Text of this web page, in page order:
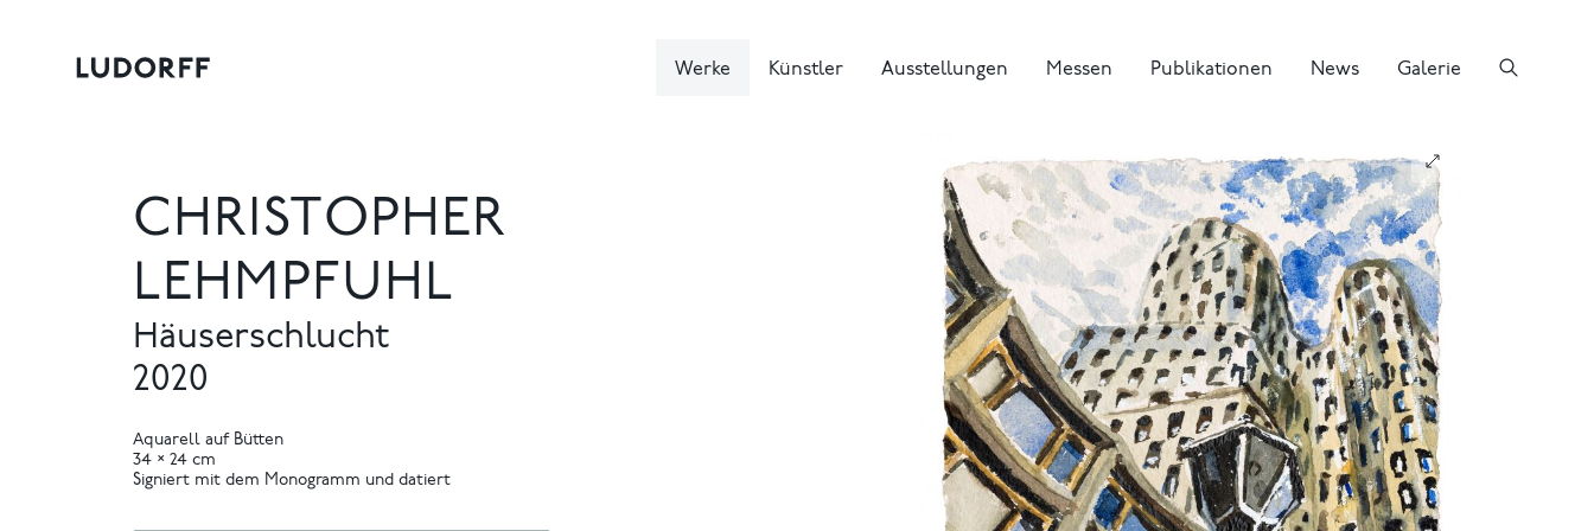
Werke Künstler Ausstellungen Messen Publikationen News Galerie
CHRISTOPHER
LEHMPFUHL
Häuserschlucht
2020
Aquarell auf Bütten
34 × 24 cm
Signiert mit dem Monogramm und datiert